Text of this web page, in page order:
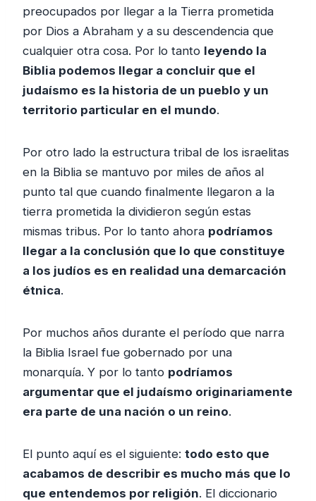
preocupados por llegar a la Tierra prometida
por Dios a Abraham y a su descendencia que
cualquier otra cosa. Por lo tanto leyendo la
Biblia podemos llegar a concluir que el
judaísmo es la historia de un pueblo y un
territorio particular en el mundo.
Por otro lado la estructura tribal de los israelitas
en la Biblia se mantuvo por miles de años al
punto tal que cuando finalmente llegaron a la
tierra prometida la dividieron según estas
mismas tribus. Por lo tanto ahora podríamos
llegar a la conclusión que lo que constituye
a los judíos es en realidad una demarcación
étnica.
Por muchos años durante el período que narra
la Biblia Israel fue gobernado por una
monarquía. Y por lo tanto podríamos
argumentar que el judaísmo originariamente
era parte de una nación o un reino.
El punto aquí es el siguiente: todo esto que
acabamos de describir es mucho más que lo
que entendemos por religión. El diccionario